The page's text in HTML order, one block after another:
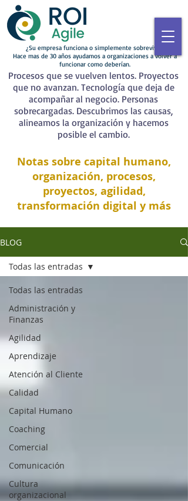
¿Su empresa funciona o simplemente sobrevive?
Hace mas de 30 años ayudamos a organizaciones a volver a
funcionar como deberían.
Procesos que se vuelven lentos. Proyectos
que no avanzan. Tecnología que deja de
acompañar al negocio. Personas
sobrecargadas. Descubrimos las causas,
alineamos la organización y hacemos
posible el cambio.
Notas sobre capital humano,
organización, procesos,
proyectos, agilidad,
transformación digital y más
BLOG
Todas las entradas
Administración y
Finanzas
Agilidad
Aprendizaje
Atención al Cliente
Calidad
Capital Humano
Coaching
Comercial
Comunicación
Cultura
organizacional
Todas las entradas